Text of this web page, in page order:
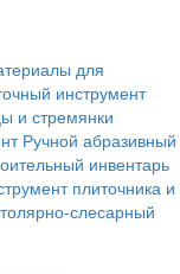
для
инструмент
и стремянки
Ручной абразивный
инвентарь
плиточника и
слесарный